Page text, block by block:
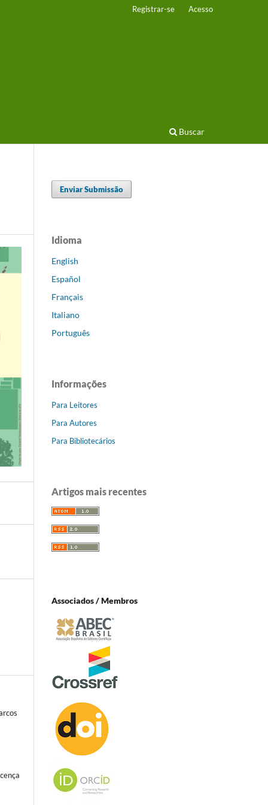
Buscar
Registrar-se Acesso
Enviar Submissão
Idioma
English
Español
Français
Italiano
Português
Informações
Para Leitores
Para Autores
Para Bibliotecários
Artigos mais recentes
Associados / Membros